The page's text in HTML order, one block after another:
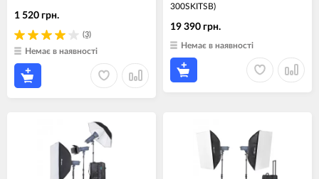
(3)
1 520 грн.
Немає в наявності
300SKITSB)
19 390 грн.
Немає в наявності